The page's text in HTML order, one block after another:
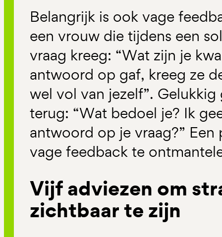
Belangrijk is ook vage
een vrouw die tijdens een
vraag kreeg: “Wat zijn je
antwoord op gaf, kreeg ze
wel vol van jezelf”.
terug: “Wat bedoel je? Ik
antwoord op je vraag?”
vage feedback te
Vijf adviezen om
zichtbaar te zijn